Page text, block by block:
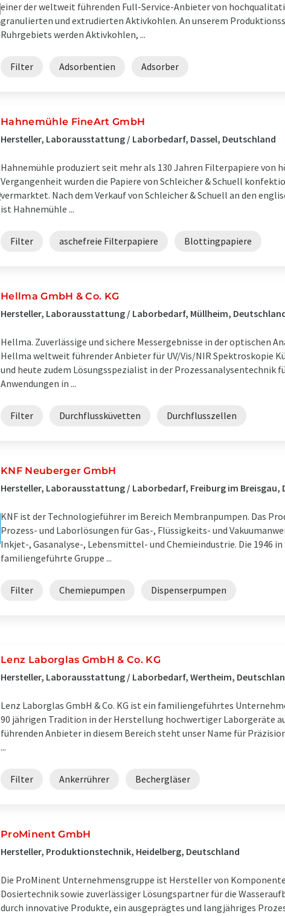
einer der weltweit führenden Full-Service-Anbieter von
granulierten und extrudierten Aktivkohlen. An unserem
Ruhrgebiets werden Aktivkohlen, ...
Filter Adsorbentien Adsorber
Hahnemühle FineArt GmbH
Hersteller, Laborausstattung / Laborbedarf, Dassel, Deutschland
Hahnemühle produziert seit mehr als 130 Jahren Filterpapiere von
Vergangenheit wurden die Papiere von Schleicher & Schuell
vermarktet. Nach dem Verkauf von Schleicher & Schuell an den
ist Hahnemühle ...
Filter aschefreie Filterpapiere Blottingpapiere
Hellma GmbH & Co. KG
Hersteller, Laborausstattung / Laborbedarf, Müllheim,
Hellma. Zuverlässige und sichere Messergebnisse in der optischen
Hellma weltweit führender Anbieter für UV/Vis/NIR Spektroskopie
und heute zudem Lösungsspezialist in der Prozessanalysentechnik
Anwendungen in ...
Filter Durchflussküvetten Durchflusszellen
KNF Neuberger GmbH
Hersteller, Laborausstattung / Laborbedarf, Freiburg im Breisgau,
KNF ist der Technologieführer im Bereich Membranpumpen. Das
Prozess- und Laborlösungen für Gas-, Flüssigkeits- und
Inkjet-, Gasanalyse-, Lebensmittel- und Chemieindustrie. Die 1946
familiengeführte Gruppe ...
Filter Chemiepumpen Dispenserpumpen
Lenz Laborglas GmbH & Co. KG
Hersteller, Laborausstattung / Laborbedarf, Wertheim,
Lenz Laborglas GmbH & Co. KG ist ein familiengeführtes
90 jährigen Tradition in der Herstellung hochwertiger Laborgeräte
führenden Anbieter in diesem Bereich steht unser Name für
...
Filter Ankerrührer Bechergläser
ProMinent GmbH
Hersteller, Produktionstechnik, Heidelberg, Deutschland
Die ProMinent Unternehmensgruppe ist Hersteller von
Dosiertechnik sowie zuverlässiger Lösungspartner für die
durch innovative Produkte, ein ausgeprägtes und langjähriges